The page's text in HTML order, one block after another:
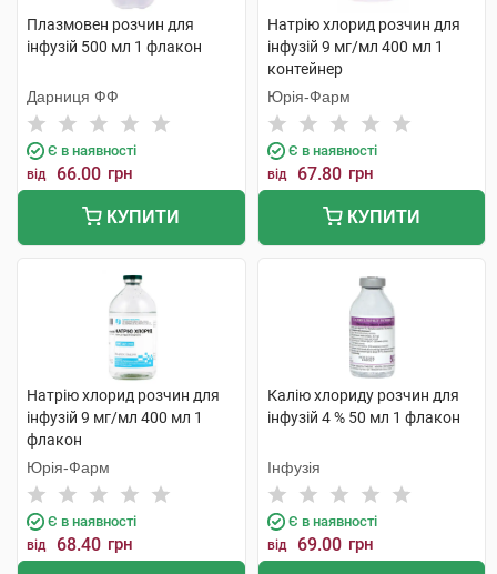
Плазмовен розчин для
інфузій 500 мл 1 флакон
Дарниця ФФ
Є в наявності
від 66.00 грн
КУПИТИ
Натрію хлорид розчин для
інфузій 9 мг/мл 400 мл 1
контейнер
Юрія-Фарм
Є в наявності
від 67.80 грн
КУПИТИ
Натрію хлорид розчин для
інфузій 9 мг/мл 400 мл 1
флакон
Юрія-Фарм
Є в наявності
від 68.40 грн
Калію хлориду розчин для
інфузій 4 % 50 мл 1 флакон
Інфузія
Є в наявності
від 69.00 грн